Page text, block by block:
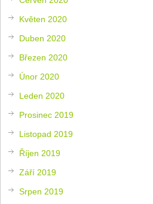
Květen 2020
Duben 2020
Březen 2020
Únor 2020
Leden 2020
Prosinec 2019
Listopad 2019
Říjen 2019
Září 2019
Srpen 2019